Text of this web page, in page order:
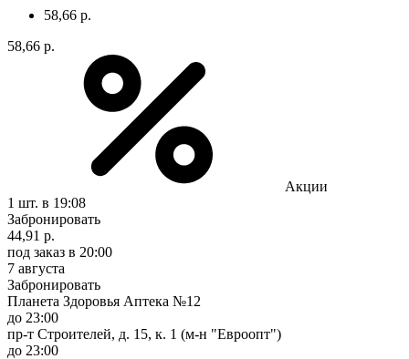
58,66 р.
58,66 р.
Акции
1 шт. в 19:08
Забронировать
44,91 р.
под заказ в 20:00
7 августа
Забронировать
Планета Здоровья Аптека №12
до 23:00
пр-т Строителей, д. 15, к. 1 (м-н "Евроопт")
до 23:00